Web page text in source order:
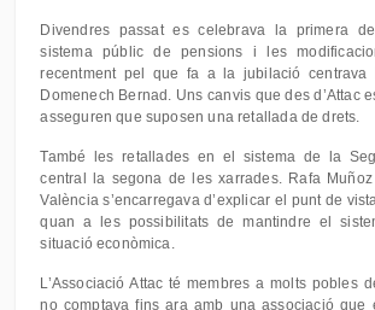
Divendres passat es celebrava la primera
sistema públic de pensions i les
recentment pel que fa a la jubilació centrava
Domenech Bernad. Uns canvis que des d’Attac
asseguren que suposen una retallada de drets.
També les retallades en el sistema de la
central la segona de les xarrades. Rafa
València s’encarregava d’explicar el punt de
quan a les possibilitats de mantindre el
situació econòmica.
L’Associació Attac té membres a molts pobles
no comptava fins ara amb una associació que